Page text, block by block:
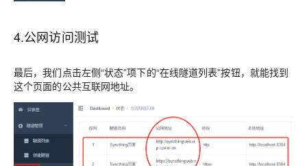
4.公网访问测试
最后，我们点击左侧“状态”项下的“在线隧道列表”按钮，就能找到
这个页面的公共互联网地址。